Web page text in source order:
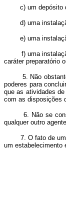
c) um depósito de
d) uma instalação
e) uma instalação
f) uma instalação
caráter preparatório
5. Não obstante o
poderes para
que as atividades
com as disposições
6. Não se
qualquer outro
7. O fato de uma
um estabelecimento